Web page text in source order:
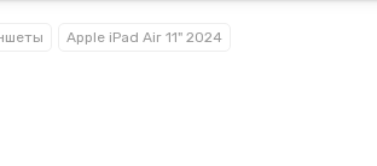
Apple iPad Air 11" 2024